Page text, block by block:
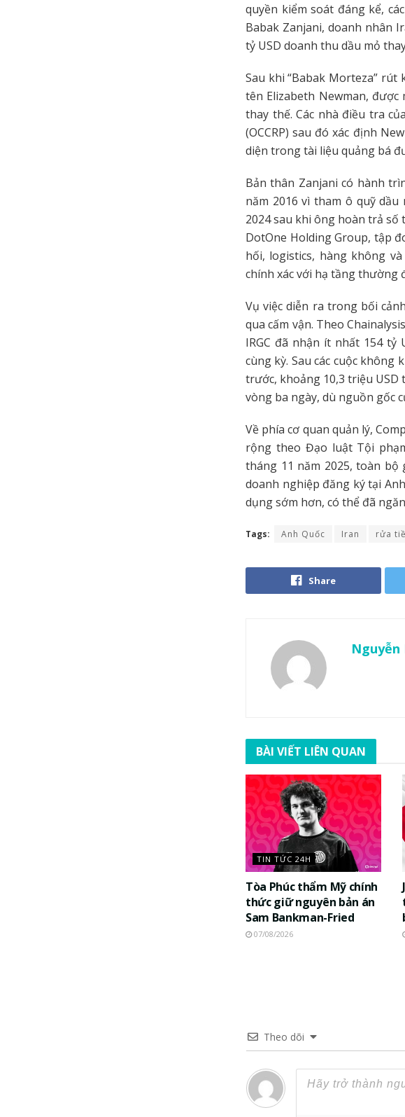
quyền kiểm soát đáng kể,
Babak Zanjani, doanh nhân
tỷ USD doanh thu dầu mỏ
Sau khi “Babak Morteza” rút
tên Elizabeth Newman,
thay thế. Các nhà điều tra
(OCCRP) sau đó xác định
diện trong tài liệu quảng bá
Bản thân Zanjani có hành
năm 2016 vì tham ô quỹ
2024 sau khi ông hoàn trả số
DotOne Holding Group, tập
hối, logistics, hàng không
chính xác với hạ tầng
Vụ việc diễn ra trong bối
qua cấm vận. Theo
IRGC đã nhận ít nhất 154 tỷ
cùng kỳ. Sau các cuộc
trước, khoảng 10,3 triệu
vòng ba ngày, dù nguồn gốc
Về phía cơ quan quản lý,
rộng theo Đạo luật Tội
tháng 11 năm 2025, toàn bộ
doanh nghiệp đăng ký tại
dụng sớm hơn, có thể đã
Tags: Anh Quốc Iran rửa
Share
Nguyễn
BÀI VIẾT LIÊN QUAN
TIN TỨC 24H
Tòa Phúc thẩm Mỹ chính
thức giữ nguyên bản án
Sam Bankman-Fried
07/08/2026
Theo dõi